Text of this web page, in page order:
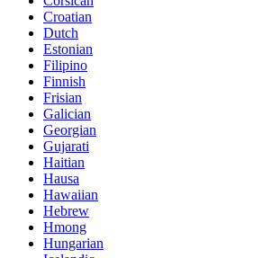
Croatian
Dutch
Estonian
Filipino
Finnish
Frisian
Galician
Georgian
Gujarati
Haitian
Hausa
Hawaiian
Hebrew
Hmong
Hungarian